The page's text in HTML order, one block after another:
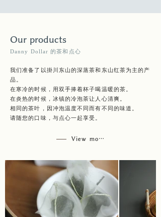
Our products
Danny Dollar 的茶和点心
我们准备了以掛川东山的深蒸茶和东山红茶为主的产
品。
在寒冷的时候，用双手捧着杯子喝温暖的茶。
在炎热的时候，冰镇的冷泡茶让人心清爽。
相同的茶叶，因冲泡温度不同而有不同的味道。
请随您的口味，与点心一起享受。
View more